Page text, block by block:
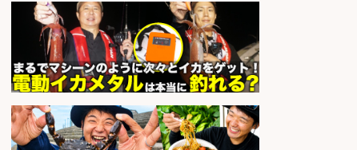
sponsored by 求人ボックス
オキアミをはじめとする釣り餌の
「製造」/釣り好き歓迎
会社名 広松久水産株式会社
sponsored by 求人ボックス